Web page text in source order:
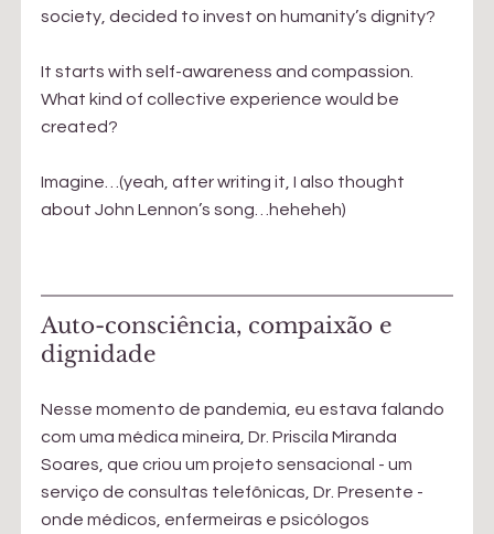
society, decided to invest on humanity’s dignity?
It starts with self-awareness and compassion.
What kind of collective experience would be
created?
Imagine…(yeah, after writing it, I also thought
about John Lennon’s song…heheheh)
Auto-consciência, compaixão e
dignidade
Nesse momento de pandemia, eu estava falando
com uma médica mineira, Dr. Priscila Miranda
Soares, que criou um projeto sensacional - um
serviço de consultas telefônicas, Dr. Presente -
onde médicos, enfermeiras e psicólogos